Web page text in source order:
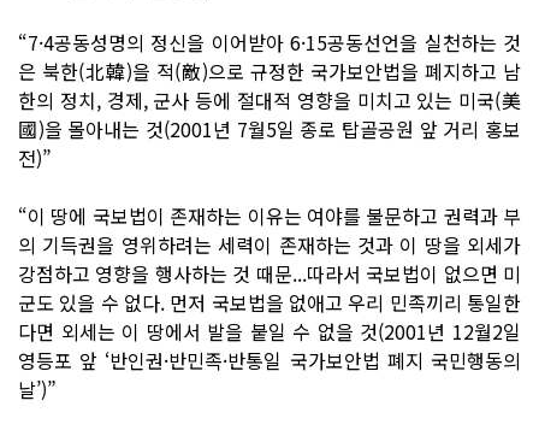
“7·4공동성명의 정신을 이어받아 6·15공동선언을 실천하는 것
은 북한(北韓)을 적(敵)으로 규정한 국가보안법을 폐지하고 남
한의 정치, 경제, 군사 등에 절대적 영향을 미치고 있는 미국(美
國)을 몰아내는 것(2001년 7월5일 종로 탑골공원 앞 거리 홍보
전)”
“이 땅에 국보법이 존재하는 이유는 여야를 불문하고 권력과 부
의 기득권을 영위하려는 세력이 존재하는 것과 이 땅을 외세가
강점하고 영향을 행사하는 것 때문...따라서 국보법이 없으면 미
군도 있을 수 없다. 먼저 국보법을 없애고 우리 민족끼리 통일한
다면 외세는 이 땅에서 발을 붙일 수 없을 것(2001년 12월2일
영등포 앞 ‘반인권·반민족·반통일 국가보안법 폐지 국민행동의
날’)”